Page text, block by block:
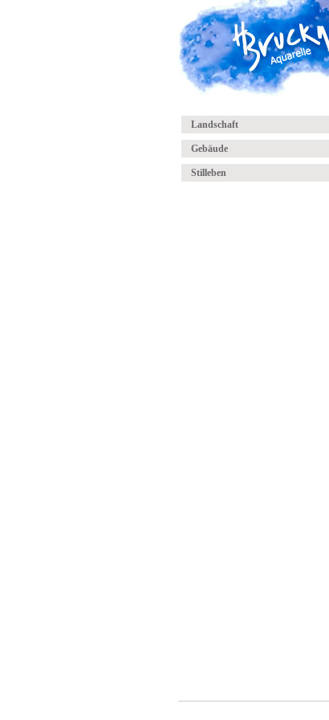
Landschaft
Gebäude
Stilleben